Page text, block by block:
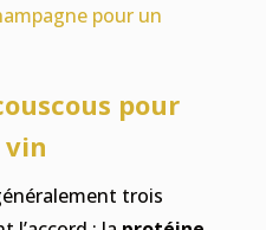
pour un
pour
trois